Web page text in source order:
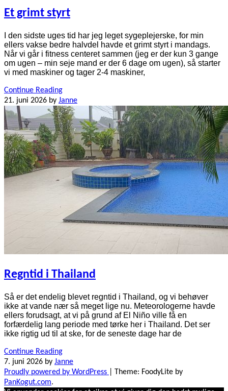
Et grimt styrt
I den sidste uges tid har jeg leget sygeplejerske, for min
ellers vakse bedre halvdel havde et grimt styrt i mandags.
Når vi går i fitness centeret sammen (jeg er der kun 3 gange
om ugen – min seje mand er der 6 dage om ugen), så starter
vi med maskiner og tager 2-4 maskiner,
Continue Reading
21. juni 2026 by Janne
Regntid i Thailand
Så er det endelig blevet regntid i Thailand, og vi behøver
ikke at vande nær så meget lige nu. Meteorologerne havde
ellers forudsagt, at vi på grund af El Niño ville få en
forfærdelig lang periode med tørke her i Thailand. Det ser
ikke rigtig ud til at ske, for de seneste dage har de
Continue Reading
7. juni 2026 by Janne
Proudly powered by WordPress
Theme: FoodyLite by
PanKogut.com.